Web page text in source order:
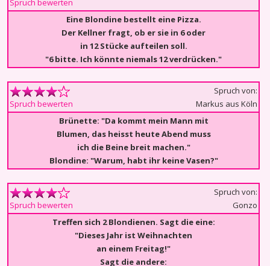
Spruch bewerten
Eine Blondine bestellt eine Pizza.
Der Kellner fragt, ob er sie in 6 oder
in 12 Stücke aufteilen soll.
"6 bitte. Ich könnte niemals 12 verdrücken."
Spruch bewerten
Spruch von:
Markus aus Köln
Brünette: "Da kommt mein Mann mit
Blumen, das heisst heute Abend muss
ich die Beine breit machen."
Blondine: "Warum, habt ihr keine Vasen?"
Spruch bewerten
Spruch von:
Gonzo
Treffen sich 2 Blondienen. Sagt die eine:
"Dieses Jahr ist Weihnachten
an einem Freitag!"
Sagt die andere: